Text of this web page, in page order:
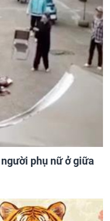
phụ nữ ở giữa